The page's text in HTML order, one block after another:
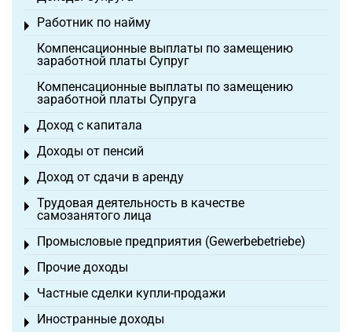
Работник по найму
Toggle menu
Компенсационные выплаты по замещению
заработной платы Супруг
Компенсационные выплаты по замещению
заработной платы Супруга
Доход с капитала
Toggle menu
Доходы от пенсий
Toggle menu
Доход от сдачи в аренду
Toggle menu
Трудовая деятельность в качестве
самозанятого лица
Toggle menu
Промысловые предприятия (Gewerbebetriebe)
Toggle menu
Прочие доходы
Toggle menu
Частные сделки купли-продажи
Toggle menu
Иностранные доходы
Toggle menu